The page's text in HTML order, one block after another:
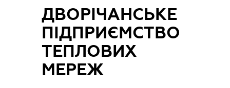
ДВОРІЧАНСЬКЕ
ПІДПРИЄМСТВО
ТЕПЛОВИХ
МЕРЕЖ